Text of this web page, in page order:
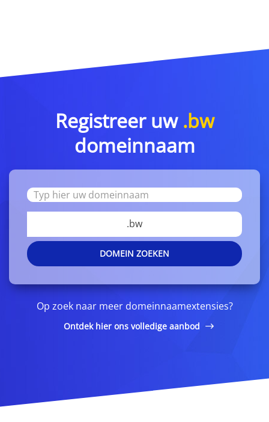
Registreer uw .bw
domeinnaam
.bw
DOMEIN ZOEKEN
Op zoek naar meer domeinnaamextensies?
Ontdek hier ons volledige aanbod